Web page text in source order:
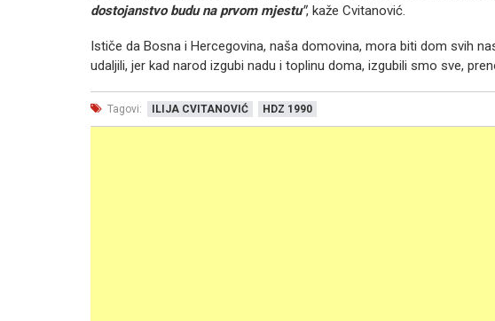
dostojanstvo budu na prvom mjestu", kaže Cvitanović.
Ističe da Bosna i Hercegovina, naša domovina, mora biti dom svih
udaljili, jer kad narod izgubi nadu i toplinu doma, izgubili smo sve,
Tagovi: ILIJA CVITANOVIĆ HDZ 1990